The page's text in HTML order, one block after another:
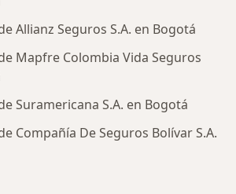
Allianz Seguros S.A. en Bogotá
Mapfre Colombia Vida Seguros
Suramericana S.A. en Bogotá
Compañía De Seguros Bolívar S.A.